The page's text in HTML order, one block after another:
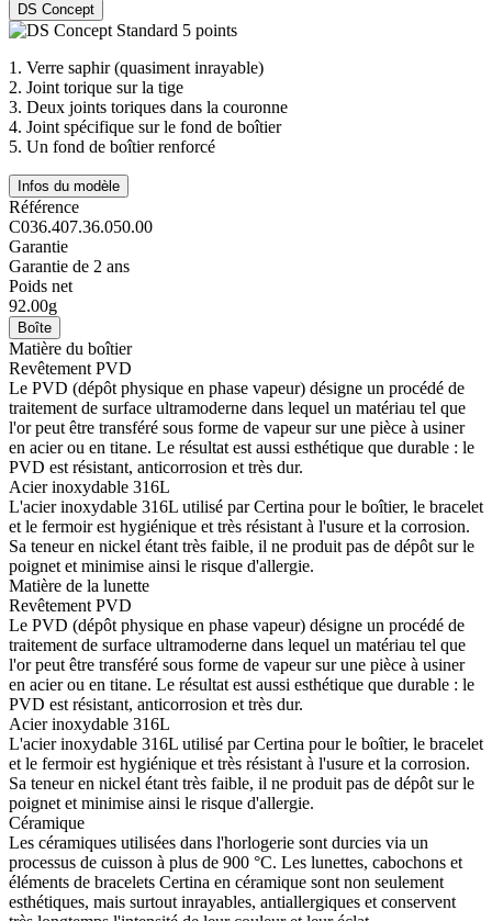
DS Concept
1. Verre saphir (quasiment inrayable)
2. Joint torique sur la tige
3. Deux joints toriques dans la couronne
4. Joint spécifique sur le fond de boîtier
5. Un fond de boîtier renforcé
Infos du modèle
Référence
C036.407.36.050.00
Garantie
Garantie de 2 ans
Poids net
92.00g
Boîte
Matière du boîtier
Revêtement PVD
Le PVD (dépôt physique en phase vapeur) désigne un procédé de
traitement de surface ultramoderne dans lequel un matériau tel que
l'or peut être transféré sous forme de vapeur sur une pièce à usiner
en acier ou en titane. Le résultat est aussi esthétique que durable : le
PVD est résistant, anticorrosion et très dur.
Acier inoxydable 316L
L'acier inoxydable 316L utilisé par Certina pour le boîtier, le bracelet
et le fermoir est hygiénique et très résistant à l'usure et la corrosion.
Sa teneur en nickel étant très faible, il ne produit pas de dépôt sur le
poignet et minimise ainsi le risque d'allergie.
Matière de la lunette
Revêtement PVD
Le PVD (dépôt physique en phase vapeur) désigne un procédé de
traitement de surface ultramoderne dans lequel un matériau tel que
l'or peut être transféré sous forme de vapeur sur une pièce à usiner
en acier ou en titane. Le résultat est aussi esthétique que durable : le
PVD est résistant, anticorrosion et très dur.
Acier inoxydable 316L
L'acier inoxydable 316L utilisé par Certina pour le boîtier, le bracelet
et le fermoir est hygiénique et très résistant à l'usure et la corrosion.
Sa teneur en nickel étant très faible, il ne produit pas de dépôt sur le
poignet et minimise ainsi le risque d'allergie.
Céramique
Les céramiques utilisées dans l'horlogerie sont durcies via un
processus de cuisson à plus de 900 °C. Les lunettes, cabochons et
éléments de bracelets Certina en céramique sont non seulement
esthétiques, mais surtout inrayables, antiallergiques et conservent